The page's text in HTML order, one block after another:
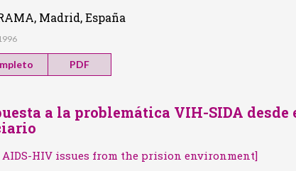
Madrid, España
PDF
a la problemática VIH-SIDA desde
HIV issues from the prision environment]